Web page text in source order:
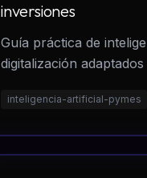
inversiones
Guía práctica de
digitalización
inteligencia-artificial-pymes